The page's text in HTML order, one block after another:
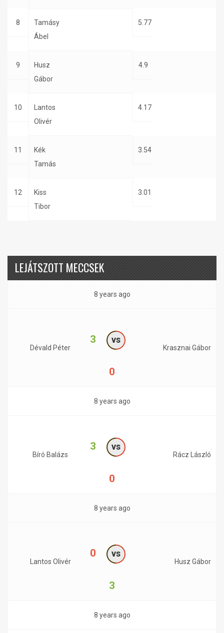
8
Tamásy
Ábel
5.77
9
Husz
Gábor
4.9
10
Lantos
Olivér
4.17
11
Kék
Tamás
3.54
12
Kiss
Tibor
3.01
LEJÁTSZOTT MECCSEK
8 years ago
Dévald Péter
3 vs
0
Krasznai Gábor
8 years ago
Bíró Balázs
3 vs
0
Rácz László
8 years ago
Lantos Olivér
0 vs
3
Husz Gábor
8 years ago